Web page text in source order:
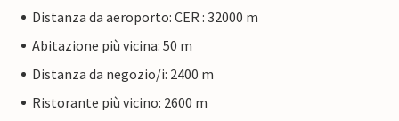
Distanza da aeroporto: CER : 32000 m
Abitazione più vicina: 50 m
Distanza da negozio/i: 2400 m
Ristorante più vicino: 2600 m